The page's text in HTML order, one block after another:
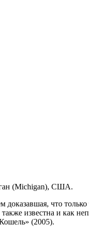
(Michigan), США.
что
известна и как
(2005).